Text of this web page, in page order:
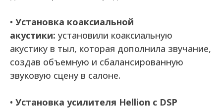
• Установка коаксиальной
акустики: установили коаксиальную
акустику в тыл, которая дополнила звучание,
создав объемную и сбалансированную
звуковую сцену в салоне.
• Установка усилителя Hellion с DSP